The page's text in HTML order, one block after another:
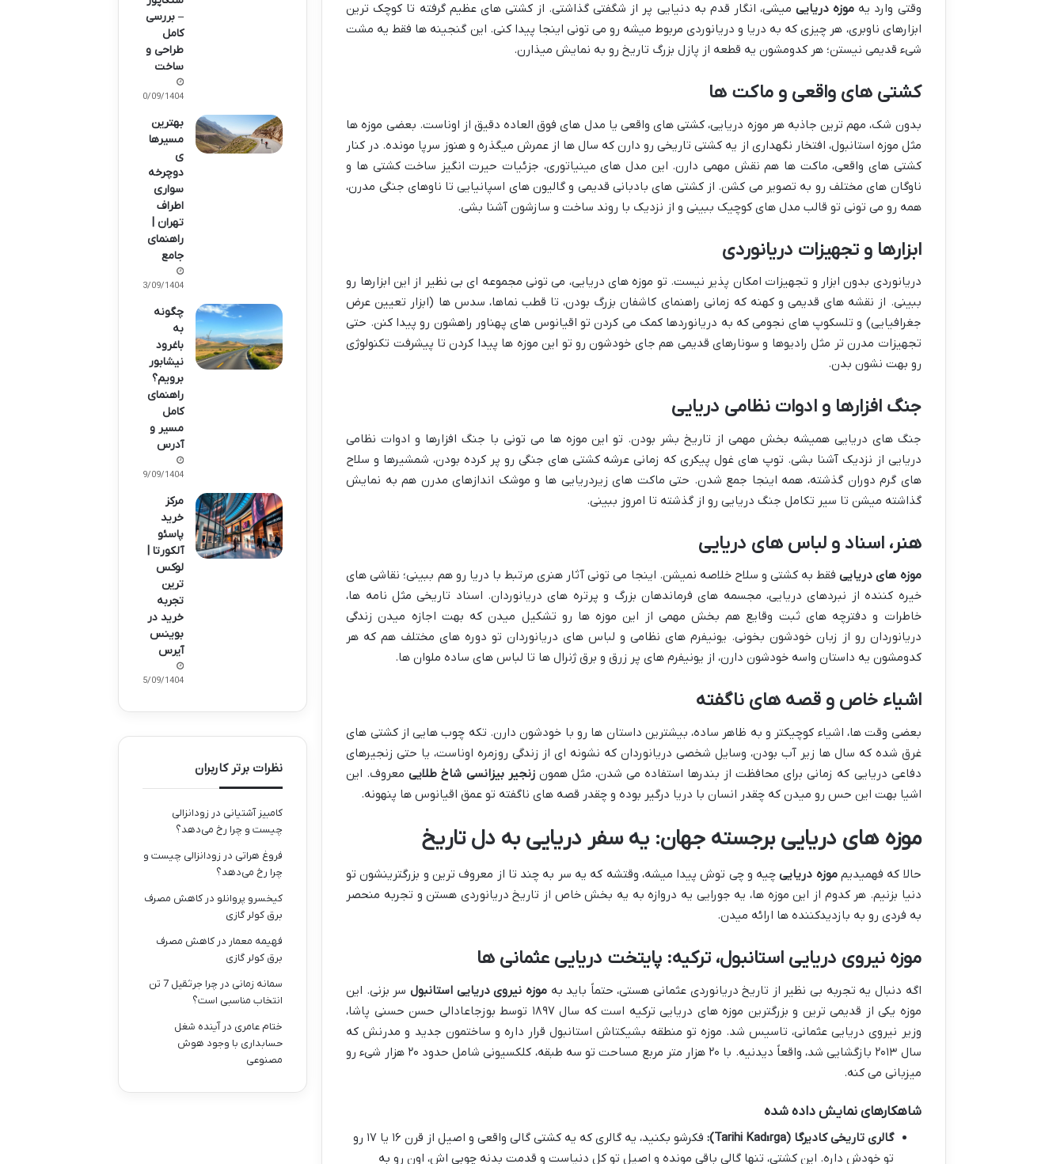
وقتی وارد یه موزه دریاییمیشی، انگار قدم به دنیایی پر از شگفتی گذاشتی. از کشتی های عظیم گرفته تا کوچک ترین
ابزارهای ناوبری، هر چیزی که به دریا و دریانوردی مربوط میشه رو می تونی اینجا پیدا کنی. این گنجینه ها فقط یه مشت
شیء قدیمی نیستن؛ هر کدومشون یه قطعه از پازل بزرگ تاریخ رو به نمایش میذارن.
کشتی های واقعی و ماکت ها
بدون شک، مهم ترین جاذبه هر موزه دریایی، کشتی های واقعی یا مدل های فوق العاده دقیق از اوناست. بعضی موزه ها
مثل موزه استانبول، افتخار نگهداری از یه کشتی تاریخی رو دارن که سال ها از عمرش میگذره و هنوز سرپا مونده. در کنار
کشتی های واقعی، ماکت ها هم نقش مهمی دارن. این مدل های مینیاتوری، جزئیات حیرت انگیز ساخت کشتی ها و
ناوگان های مختلف رو به تصویر می کشن. از کشتی های بادبانی قدیمی و گالیون های اسپانیایی تا ناوهای جنگی مدرن،
همه رو می تونی تو قالب مدل های کوچیک ببینی و از نزدیک با روند ساخت و سازشون آشنا بشی.
ابزارها و تجهیزات دریانوردی
دریانوردی بدون ابزار و تجهیزات امکان پذیر نیست. تو موزه های دریایی، می تونی مجموعه ای بی نظیر از این ابزارها رو
ببینی. از نقشه های قدیمی و کهنه که زمانی راهنمای کاشفان بزرگ بودن، تا قطب نماها، سدس ها (ابزار تعیین عرض
جغرافیایی) و تلسکوپ های نجومی که به دریانوردها کمک می کردن تو اقیانوس های پهناور راهشون رو پیدا کنن. حتی
تجهیزات مدرن تر مثل رادیوها و سونارهای قدیمی هم جای خودشون رو تو این موزه ها پیدا کردن تا پیشرفت تکنولوژی
رو بهت نشون بدن.
جنگ افزارها و ادوات نظامی دریایی
جنگ های دریایی همیشه بخش مهمی از تاریخ بشر بودن. تو این موزه ها می تونی با جنگ افزارها و ادوات نظامی
دریایی از نزدیک آشنا بشی. توپ های غول پیکری که زمانی عرشه کشتی های جنگی رو پر کرده بودن، شمشیرها و سلاح
های گرم دوران گذشته، همه اینجا جمع شدن. حتی ماکت های زیردریایی ها و موشک اندازهای مدرن هم به نمایش
گذاشته میشن تا سیر تکامل جنگ دریایی رو از گذشته تا امروز ببینی.
هنر، اسناد و لباس های دریایی
موزه های دریاییفقط به کشتی و سلاح خلاصه نمیشن. اینجا می تونی آثار هنری مرتبط با دریا رو هم ببینی؛ نقاشی های
خیره کننده از نبردهای دریایی، مجسمه های فرماندهان بزرگ و پرتره های دریانوردان. اسناد تاریخی مثل نامه ها،
خاطرات و دفترچه های ثبت وقایع هم بخش مهمی از این موزه ها رو تشکیل میدن که بهت اجازه میدن زندگی
دریانوردان رو از زبان خودشون بخونی. یونیفرم های نظامی و لباس های دریانوردان تو دوره های مختلف هم که هر
کدومشون یه داستان واسه خودشون دارن، از یونیفرم های پر زرق و برق ژنرال ها تا لباس های ساده ملوان ها.
اشیاء خاص و قصه های ناگفته
بعضی وقت ها، اشیاء کوچیکتر و به ظاهر ساده، بیشترین داستان ها رو با خودشون دارن. تکه چوب هایی از کشتی های
غرق شده که سال ها زیر آب بودن، وسایل شخصی دریانوردان که نشونه ای از زندگی روزمره اوناست، یا حتی زنجیرهای
دفاعی دریایی که زمانی برای محافظت از بندرها استفاده می شدن، مثل همونزنجیر بیزانسی شاخ طلاییمعروف. این
اشیا بهت این حس رو میدن که چقدر انسان با دریا درگیر بوده و چقدر قصه های ناگفته تو عمق اقیانوس ها پنهونه.
موزه های دریایی برجسته جهان: یه سفر دریایی به دل تاریخ
حالا که فهمیدیمموزه دریاییچیه و چی توش پیدا میشه، وقتشه که یه سر به چند تا از معروف ترین و بزرگترینشون تو
دنیا بزنیم. هر کدوم از این موزه ها، یه جورایی یه دروازه به یه بخش خاص از تاریخ دریانوردی هستن و تجربه منحصر
به فردی رو به بازدیدکننده ها ارائه میدن.
موزه نیروی دریایی استانبول، ترکیه: پایتخت دریایی عثمانی ها
اگه دنبال یه تجربه بی نظیر از تاریخ دریانوردی عثمانی هستی، حتماً باید بهموزه نیروی دریایی استانبولسر بزنی. این
موزه یکی از قدیمی ترین و بزرگترین موزه های دریایی ترکیه است که سال ۱۸۹۷ توسط بوزجاعادالی حسن حسنی پاشا،
وزیر نیروی دریایی عثمانی، تاسیس شد. موزه تو منطقه بشیکتاش استانبول قرار داره و ساختمون جدید و مدرنش که
سال ۲۰۱۳ بازگشایی شد، واقعاً دیدنیه. با ۲۰ هزار متر مربع مساحت تو سه طبقه، کلکسیونی شامل حدود ۲۰ هزار شیء رو
میزبانی می کنه.
شاهکارهای نمایش داده شده
گالری تاریخی کادیرگا (Tarihi Kadırga):
فکرشو بکنید، یه گالری که یه کشتی گالی واقعی و اصیل از قرن ۱۶ یا ۱۷ رو
تو خودش داره. این کشتی، تنها گالی باقی مونده و اصیل تو کل دنیاست و قدمت بدنه چوبی اش، اون رو به
– بررسی
کامل
طراحی و
ساخت
30/09/1404
بهترین
مسیرها
ی
دوچرخه‌
سواری
اطراف
تهران |
راهنمای
جامع
23/09/1404
چگونه
به
باغرود
نیشابور
برویم؟
راهنمای
کامل
مسیر و
آدرس
19/09/1404
مرکز
خرید
پاسئو
آلکورتا |
لوکس
ترین
تجربه
خرید در
بوینس
آیرس
15/09/1404
نظرات برتر کاربران
کامبیز آشتیانی در زودانزالی
چیست و چرا رخ می‌دهد؟
فروغ هراتی در زودانزالی چیست و
چرا رخ می‌دهد؟
کیخسرو پروانلو در کاهش مصرف
برق کولر گازی
فهیمه معمار در کاهش مصرف
برق کولر گازی
سمانه زمانی در
چرا جرثقیل 7 تن
انتخاب مناسبی است؟
ختام عامری درآینده شغل
حسابداری با وجود هوش
مصنوعی